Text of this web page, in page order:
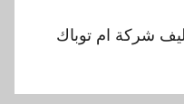
شركة ام توباك